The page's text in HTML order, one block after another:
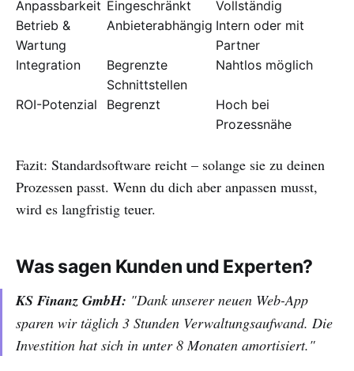
Anpassbarkeit Eingeschränkt
Vollständig
Betrieb &
Wartung
Anbieterabhängig Intern oder mit
Partner
Integration
Begrenzte
Schnittstellen
Nahtlos möglich
ROI-Potenzial Begrenzt
Hoch bei
Prozessnähe
Fazit: Standardsoftware reicht – solange sie zu deinen
Prozessen passt. Wenn du dich aber anpassen musst,
wird es langfristig teuer.
Was sagen Kunden und Experten?
KS Finanz GmbH: "Dank unserer neuen Web-App
sparen wir täglich 3 Stunden Verwaltungsaufwand. Die
Investition hat sich in unter 8 Monaten amortisiert."